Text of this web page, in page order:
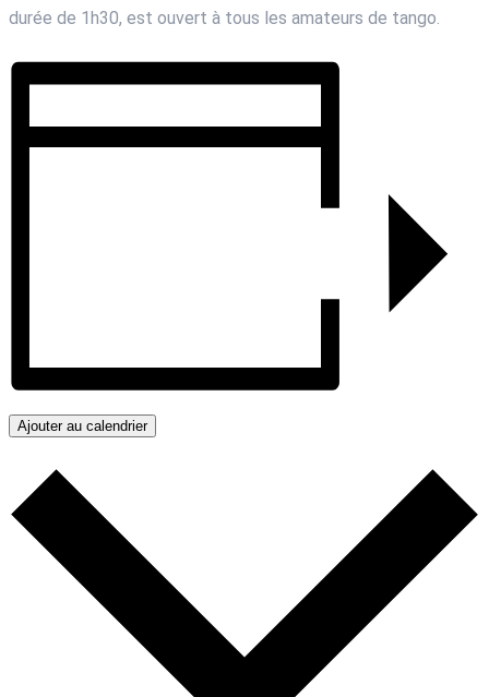
durée de 1h30, est ouvert à tous les amateurs de tango.
Ajouter au calendrier